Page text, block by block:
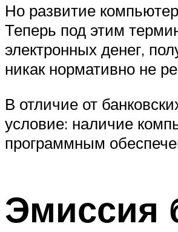
Но развитие
Теперь под этим
электронных денег,
никак нормативно не
В отличие от
условие: наличие
программным
Эмиссия